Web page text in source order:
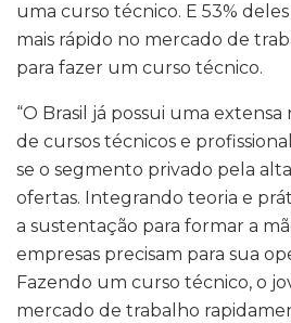
uma curso técnico. E 53%
mais rápido no mercado de
para fazer um curso técnico.
“O Brasil já possui uma
de cursos técnicos e
se o segmento privado pela
ofertas. Integrando teoria e
a sustentação para formar a
empresas precisam para sua
Fazendo um curso técnico, o
mercado de trabalho